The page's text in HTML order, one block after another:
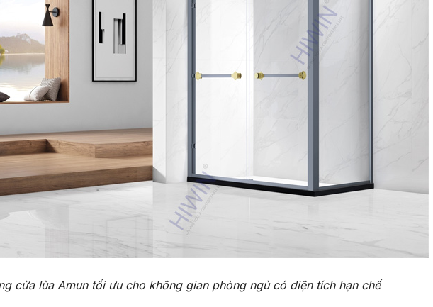
cửa lùa Amun tối ưu cho không gian phòng ngủ có diện tích hạn chế